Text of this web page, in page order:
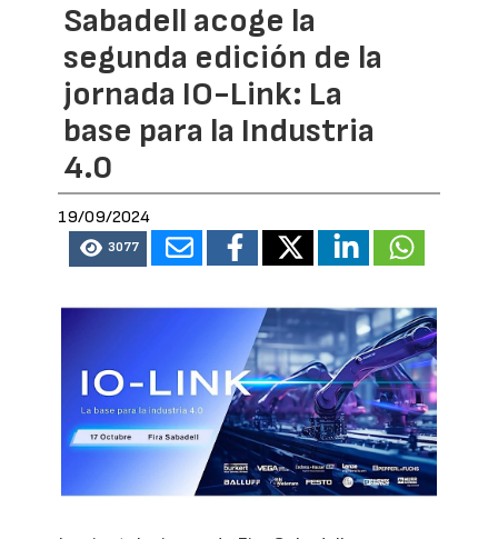
Sabadell acoge la
segunda edición de la
jornada IO-Link: La
base para la Industria
4.0
19/09/2024
3077